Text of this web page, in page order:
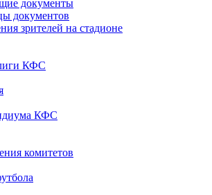
документы
документов
зрителей на стадионе
КФС
КФС
комитетов